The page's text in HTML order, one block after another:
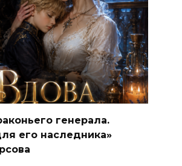
генерала.
его наследника»